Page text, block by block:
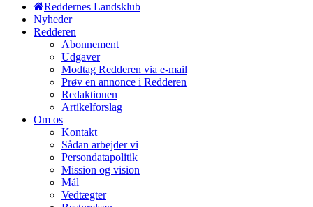
Reddernes Landsklub
Nyheder
Redderen
Abonnement
Udgaver
Modtag Redderen via e-mail
Prøv en annonce i Redderen
Redaktionen
Artikelforslag
Om os
Kontakt
Sådan arbejder vi
Persondatapolitik
Mission og vision
Mål
Vedtægter